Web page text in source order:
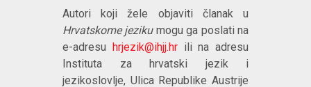
Autori koji žele objaviti članak u
Hrvatskome jezikumogu ga poslati na
e-adresu hrjezik@ihjj.hrili na adresu
Instituta za hrvatski jezik i
jezikoslovlje, Ulica Republike Austrije